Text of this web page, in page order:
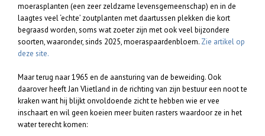
moerasplanten (een zeer zeldzame levensgemeenschap) en in de
laagtes veel ‘echte’ zoutplanten met daartussen plekken die kort
begraasd worden, soms wat zoeter zijn met ook veel bijzondere
soorten, waaronder, sinds 2025, moeraspaardenbloem. Zie artikel op
deze site.
Maar terug naar 1965 en de aansturing van de beweiding. Ook
daarover heeft Jan Vlietland in de richting van zijn bestuur een noot te
kraken want hij blijkt onvoldoende zicht te hebben wie er vee
inschaart en wil geen koeien meer buiten rasters waardoor ze in het
water terecht komen: